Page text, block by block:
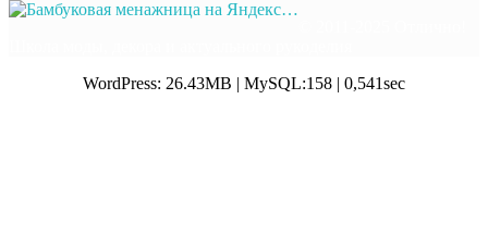
WordPress: 26.43MB | MySQL:158 | 0,541sec